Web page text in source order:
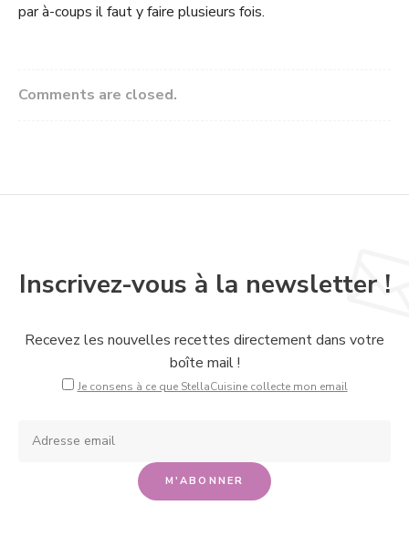
par à-coups il faut y faire plusieurs fois.
Comments are closed.
Inscrivez-vous à la newsletter !
Recevez les nouvelles recettes directement dans votre
boîte mail !
Je consens à ce que StellaCuisine collecte mon email